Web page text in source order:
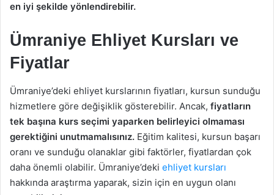
en iyi şekilde yönlendirebilir.
Ümraniye Ehliyet Kursları ve
Fiyatlar
Ümraniye’deki ehliyet kurslarının fiyatları, kursun sunduğu
hizmetlere göre değişiklik gösterebilir. Ancak, fiyatların
tek başına kurs seçimi yaparken belirleyici olmaması
gerektiğini unutmamalısınız. Eğitim kalitesi, kursun başarı
oranı ve sunduğu olanaklar gibi faktörler, fiyatlardan çok
daha önemli olabilir. Ümraniye’deki ehliyet kursları
hakkında araştırma yaparak, sizin için en uygun olanı